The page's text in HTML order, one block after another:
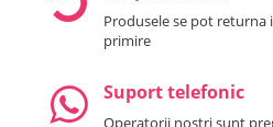
Produsele se pot returna
primire
Suport telefonic
Operatorii nostri sunt